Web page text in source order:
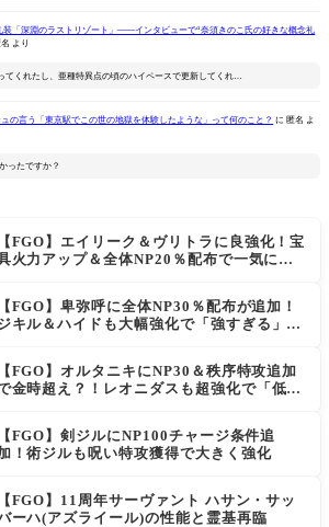
装「深淵のラストリゾート」――インタビューで“奈須きのこ氏の好きな概念礼
より
てくれたし、亜種特異点の頃のハイペースで更新してくれ…
ュの言う「東京駅でこの世の地獄を体験したような」って何のこと？ に 匿名 よ
ったですか？
【FGO】エイリーク＆ヴリトラに良強化！宝
火力アップ＆全体NP20％配布で一気に使
【FGO】卑弥呼に全体NP30％配布が追加！
キル＆ハイドも大幅強化で「強すぎる」の
【FGO】オルタニキにNP30＆秩序特攻追加
金時超え？！レオニダスも超強化で「低レ
【FGO】剣ジルにNP100チャージ条件追
！術ジルも呪い特攻獲得で大きく強化
【FGO】11周年サーヴァント ハサン・サッ
ーハ(アズライール)の性能と霊基再臨